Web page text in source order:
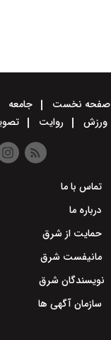
صفحه نخست جامعه
ورزش
روایت
تماس با ما
درباره ما
حمایت از شرق
مانیفست شرق
نویسندگان شرق
سازمان آگهی ها